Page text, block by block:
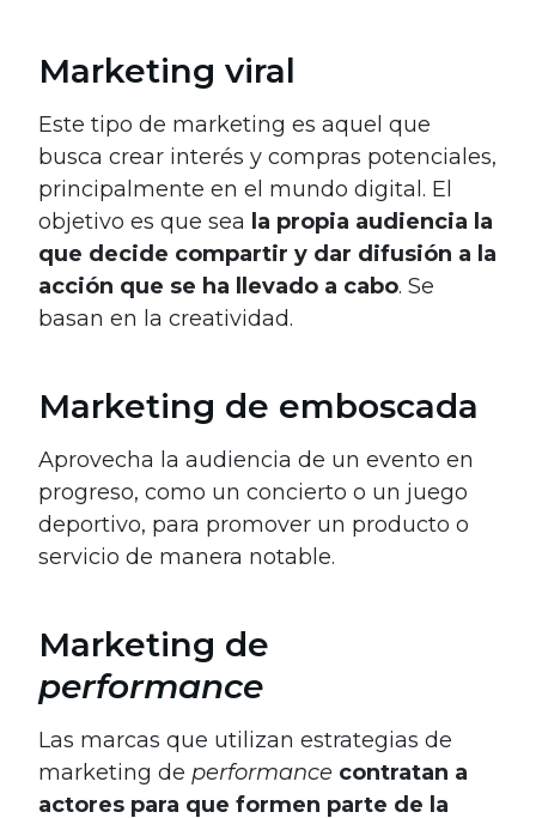
Marketing viral
Este tipo de marketing es aquel que
busca crear interés y compras potenciales,
principalmente en el mundo digital. El
objetivo es que sea la propia audiencia la
que decide compartir y dar difusión a la
acción que se ha llevado a cabo. Se
basan en la creatividad.
Marketing de emboscada
Aprovecha la audiencia de un evento en
progreso, como un concierto o un juego
deportivo, para promover un producto o
servicio de manera notable.
Marketing de
performance
Las marcas que utilizan estrategias de
marketing de performance contratan a
actores para que formen parte de la